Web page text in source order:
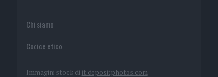
Chi siamo
Codice etico
Immagini stock di it.depositphotos.com